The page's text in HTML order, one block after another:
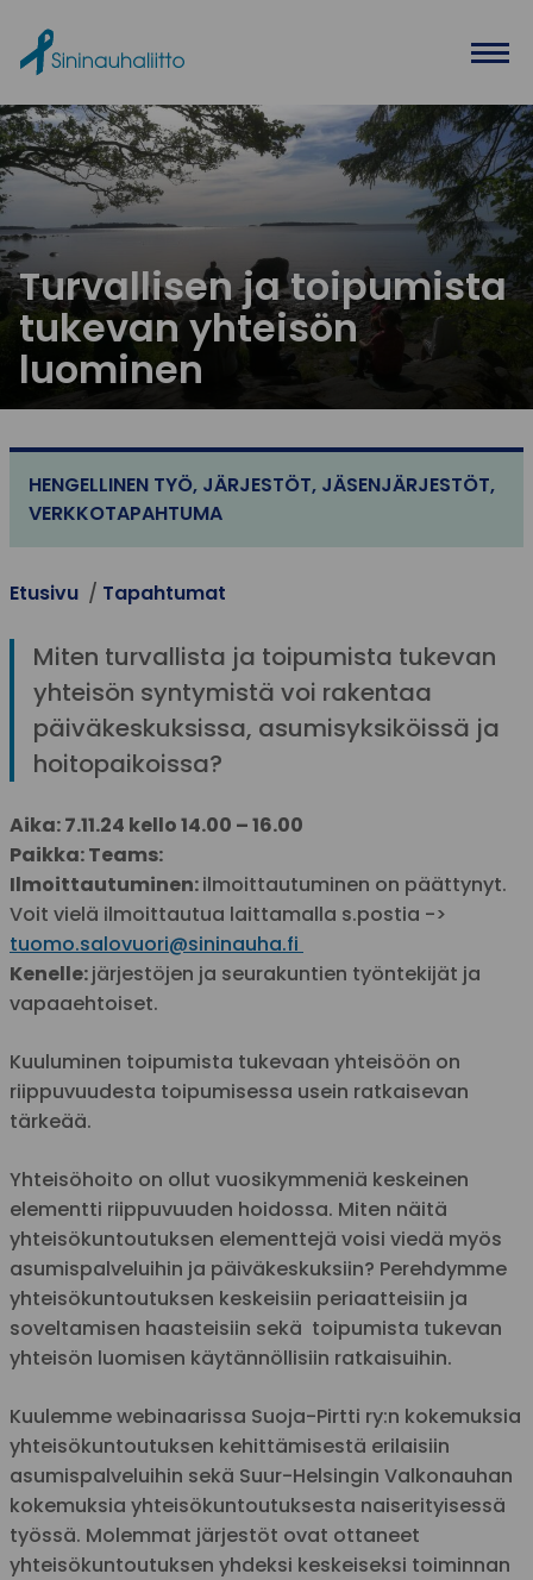
Turvallisen ja toipumista
tukevan yhteisön
luominen
HENGELLINEN TYÖ, JÄRJESTÖT, JÄSENJÄRJESTÖT,
VERKKOTAPAHTUMA
Etusivu Tapahtumat
Miten turvallista ja toipumista tukevan
yhteisön syntymistä voi rakentaa
päiväkeskuksissa, asumisyksiköissä ja
hoitopaikoissa?
Aika: 7.11.24 kello 14.00 – 16.00
Paikka: Teams:
Ilmoittautuminen:ilmoittautuminen on päättynyt.
Voit vielä ilmoittautua laittamalla s.postia ->
tuomo.salovuori@sininauha.fi
Kenelle:järjestöjen ja seurakuntien työntekijät ja
vapaaehtoiset.
Kuuluminen toipumista tukevaan yhteisöön on
riippuvuudesta toipumisessa usein ratkaisevan
tärkeää.
Yhteisöhoito on ollut vuosikymmeniä keskeinen
elementti riippuvuuden hoidossa. Miten näitä
yhteisökuntoutuksen elementtejä voisi viedä myös
asumispalveluihin ja päiväkeskuksiin? Perehdymme
yhteisökuntoutuksen keskeisiin periaatteisiin ja
soveltamisen haasteisiin sekä toipumista tukevan
yhteisön luomisen käytännöllisiin ratkaisuihin.
Kuulemme webinaarissa Suoja-Pirtti ry:n kokemuksia
yhteisökuntoutuksen kehittämisestä erilaisiin
asumispalveluihin sekä Suur-Helsingin Valkonauhan
kokemuksia yhteisökuntoutuksesta naiserityisessä
työssä. Molemmat järjestöt ovat ottaneet
yhteisökuntoutuksen yhdeksi keskeiseksi toiminnan